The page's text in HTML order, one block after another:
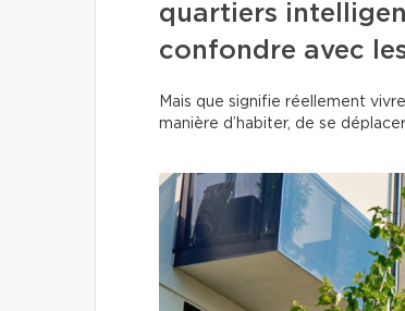
quartiers
confondre avec
Mais que signifie réellement
manière d’habiter, de se